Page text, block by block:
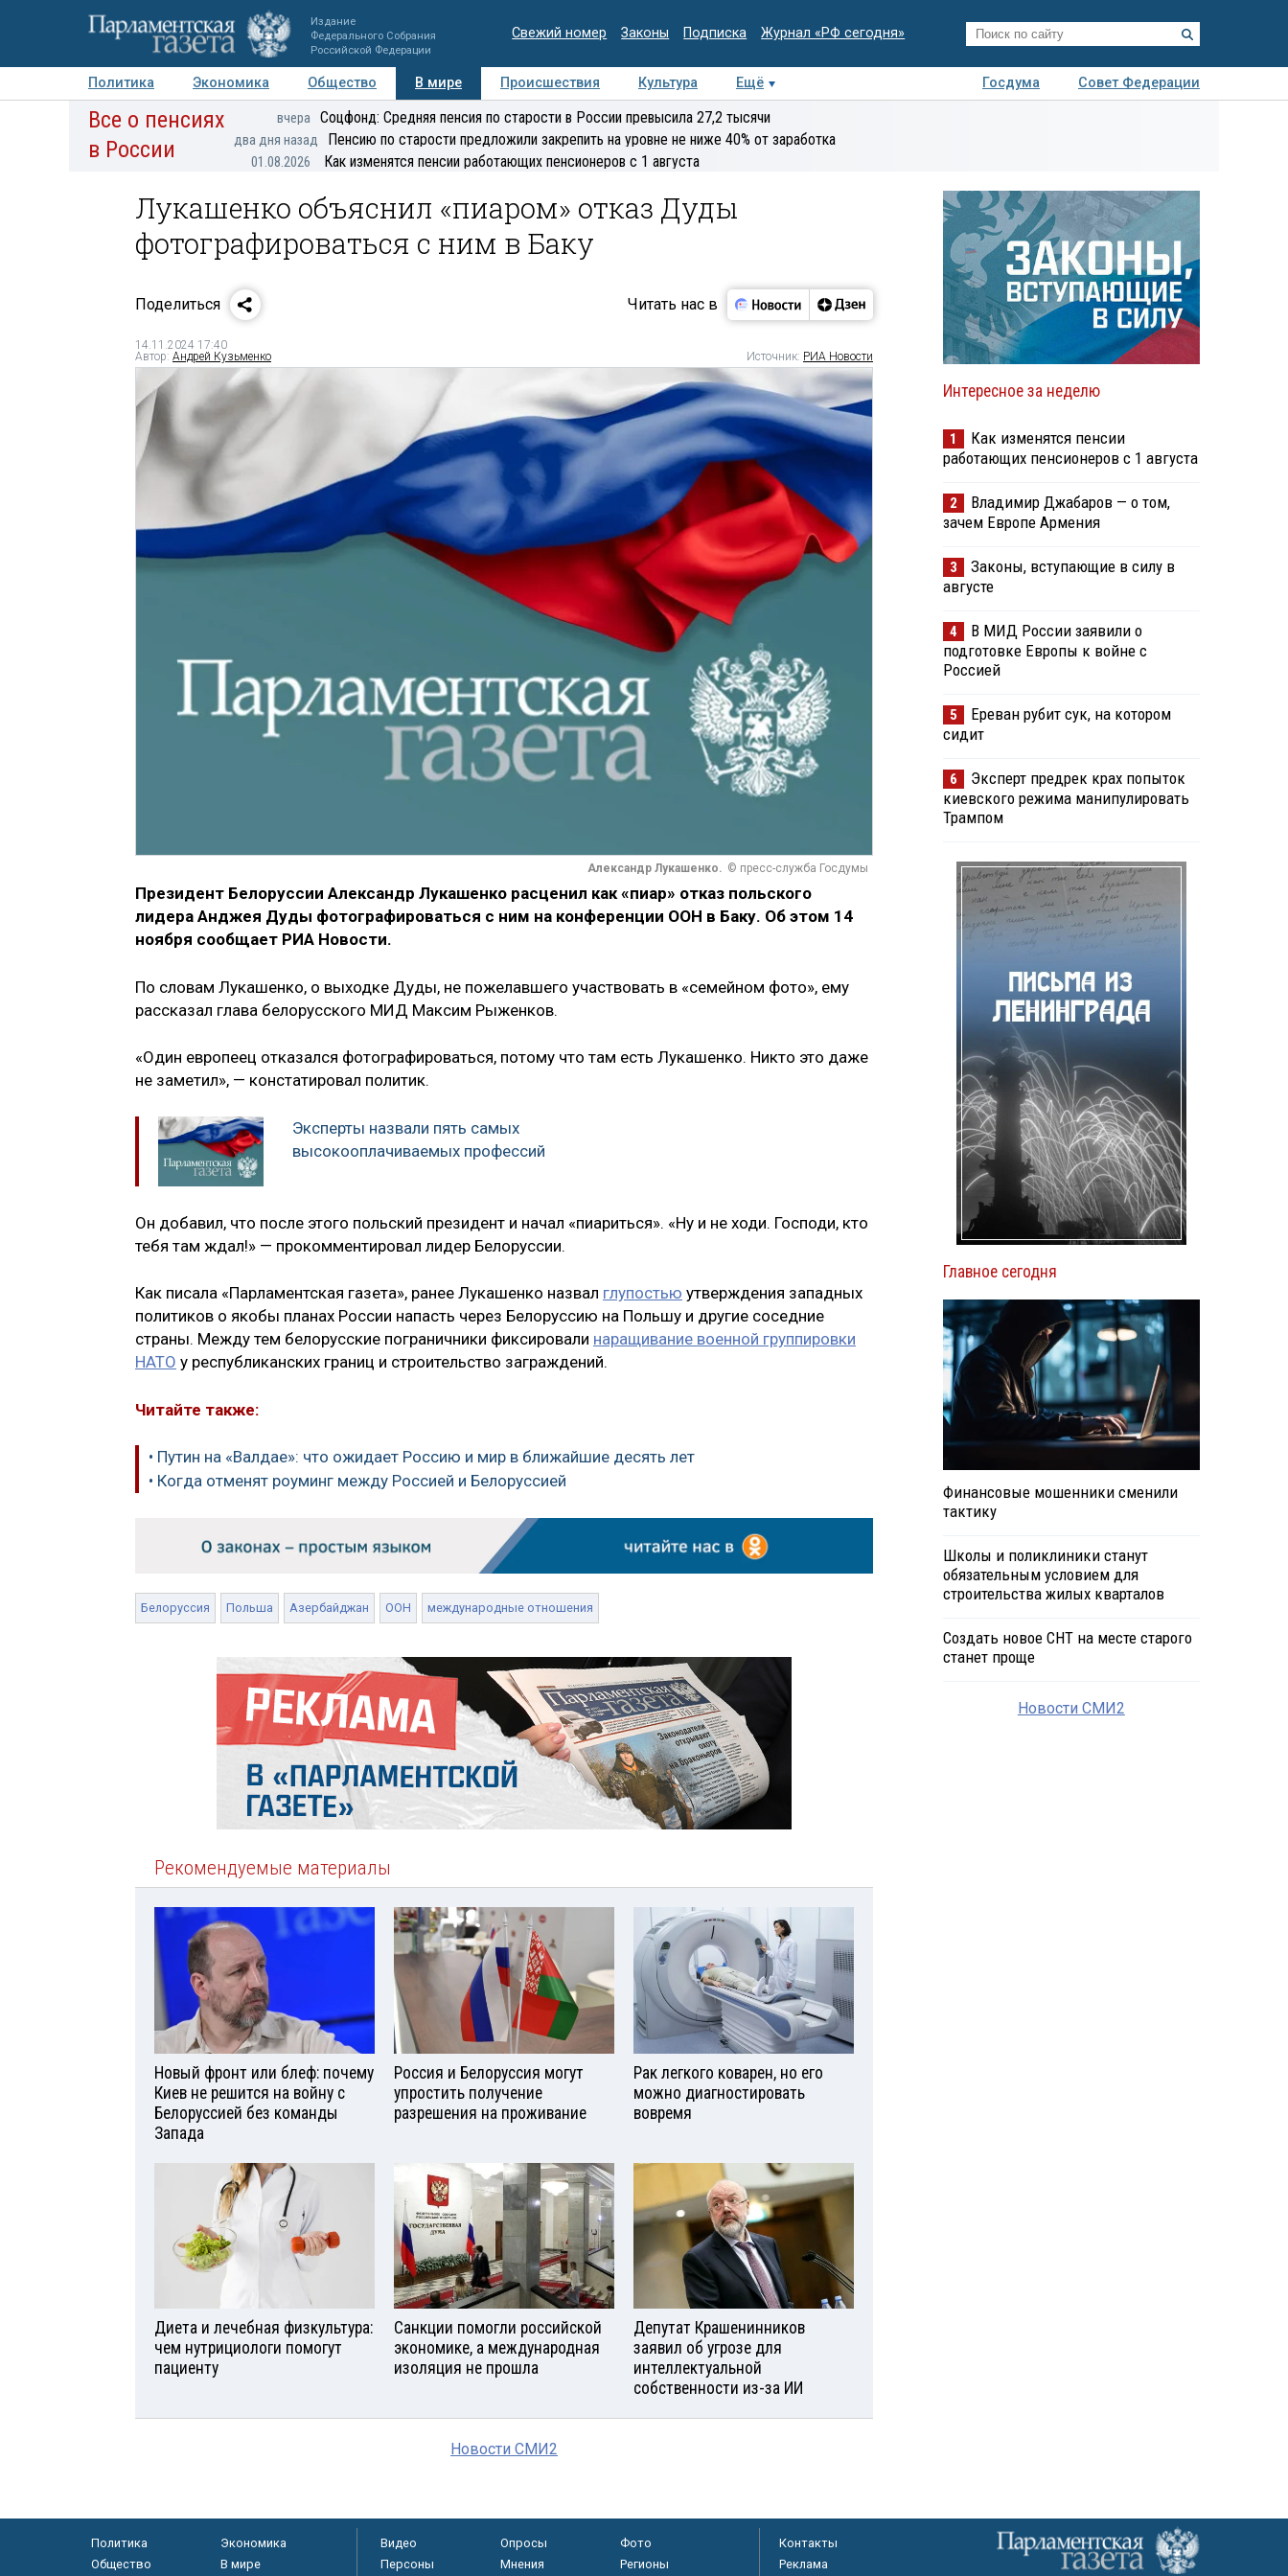
Издание
Федерального Собрания
Российской Федерации
Свежий номер Законы Подписка Журнал «РФ сегодня»
Политика Экономика Общество В мире Происшествия Культура Ещё Госдума
Совет Федерации
Авторы Персоны Мнения Регионы Медиацентр Интервью Колумнисты
экспертиза
Все о пенсиях
в России
вчера Соцфонд: Средняя пенсия по старости в России превысила 27,2 тысячи
два дня назад Пенсию по старости предложили закрепить на уровне не ниже 40% от заработка
01.08.2026 Как изменятся пенсии работающих пенсионеров с 1 августа
Лукашенко объяснил «пиаром» отказ Дуды
фотографироваться с ним в Баку
Поделиться Читать нас в
14.11.2024 17:40
Автор: Андрей Кузьменко Источник: РИА Новости
Александр Лукашенко. © пресс-служба Госдумы
Президент Белоруссии Александр Лукашенко расценил как «пиар» отказ польского
лидера Анджея Дуды фотографироваться с ним на конференции ООН в Баку. Об этом 14
ноября сообщает РИА Новости.
По словам Лукашенко, о выходке Дуды, не пожелавшего участвовать в «семейном фото», ему
рассказал глава белорусского МИД Максим Рыженков.
«Один европеец отказался фотографироваться, потому что там есть Лукашенко. Никто это даже
не заметил», — констатировал политик.
Эксперты назвали пять самых
высокооплачиваемых профессий
Он добавил, что после этого польский президент и начал «пиариться». «Ну и не ходи. Господи, кто
тебя там ждал!» — прокомментировал лидер Белоруссии.
Как писала «Парламентская газета», ранее Лукашенко назвал глупостью утверждения западных
политиков о якобы планах России напасть через Белоруссию на Польшу и другие соседние
страны. Между тем белорусские пограничники фиксировали наращивание военной группировки
НАТО у республиканских границ и строительство заграждений.
Читайте также:
• Путин на «Валдае»: что ожидает Россию и мир в ближайшие десять лет
• Когда отменят роуминг между Россией и Белоруссией
Белоруссия Польша Азербайджан ООН международные отношения
Рекомендуемые материалы
Новый фронт или блеф: почему
Киев не решится на войну с
Белоруссией без команды
Запада
Россия и Белоруссия могут
упростить получение
разрешения на проживание
Рак легкого коварен, но его
можно диагностировать
вовремя
Диета и лечебная физкультура:
чем нутрициологи помогут
пациенту
Санкции помогли российской
экономике, а международная
изоляция не прошла
Депутат Крашенинников
заявил об угрозе для
интеллектуальной
собственности из-за ИИ
Новости СМИ2
Интересное за неделю
1
Как изменятся пенсии
работающих пенсионеров с 1 августа
2
Владимир Джабаров — о том,
зачем Европе Армения
3
Законы, вступающие в силу в
августе
4
В МИД России заявили о
подготовке Европы к войне с
Россией
5
Ереван рубит сук, на котором
сидит
6
Эксперт предрек крах попыток
киевского режима манипулировать
Трампом
Главное сегодня
Финансовые мошенники сменили
тактику
Школы и поликлиники станут
обязательным условием для
строительства жилых кварталов
Создать новое СНТ на месте старого
станет проще
Новости СМИ2
Политика
Экономика
Общество
В мире
Видео Опросы
Фото
Персоны
Мнения Регионы
Контакты
Реклама